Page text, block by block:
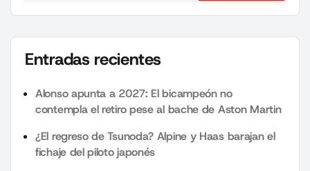
Entradas recientes
Alonso apunta a 2027: El bicampeón no
contempla el retiro pese al bache de Aston Martin
¿El regreso de Tsunoda? Alpine y Haas barajan el
fichaje del piloto japonés